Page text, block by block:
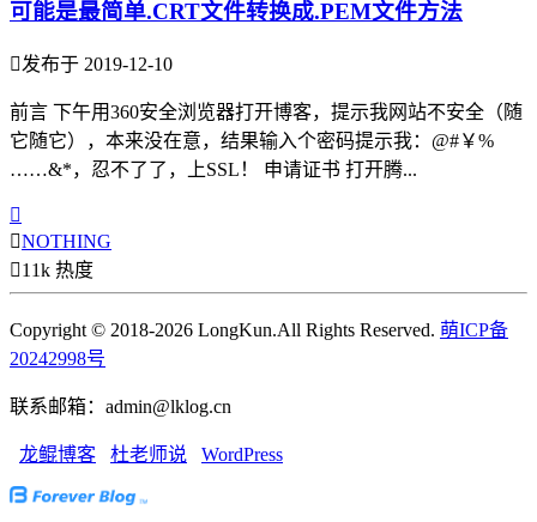
可能是最简单.CRT文件转换成.PEM文件方法
发布于 2019-12-10
前言 下午用360安全浏览器打开博客，提示我网站不安全（随
它随它），本来没在意，结果输入个密码提示我：@#￥%
……&*，忍不了了，上SSL！ 申请证书 打开腾...

NOTHING
11k 热度
Copyright © 2018-2026 LongKun.All Rights Reserved. 萌ICP备
20242998号
联系邮箱：admin@lklog.cn
龙鲲博客 杜老师说 WordPress